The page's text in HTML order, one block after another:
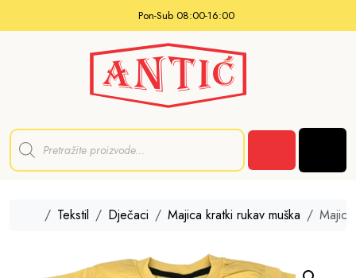
Pon-Sub 08:00-16:00
P
d
HomeTekstil Dječaci Majica kratki rukav muška